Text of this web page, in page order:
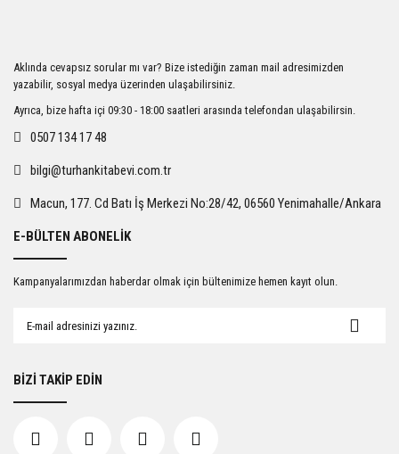
Ürün açıklamasında eksik bilgiler bulunuyor.
Ürün bilgilerinde hatalar bulunuyor.
Ürün fiyatı diğer sitelerden daha pahalı.
Gönder
Aklında cevapsız sorular mı var? Bize istediğin zaman mail adresimizden
yazabilir, sosyal medya üzerinden ulaşabilirsiniz.
Ayrıca, bize hafta içi 09:30 - 18:00 saatleri arasında telefondan ulaşabilirsin.
0507 134 17 48
bilgi@turhankitabevi.com.tr
Macun, 177. Cd Batı İş Merkezi No:28/42, 06560 Yenimahalle/Ankara
E-BÜLTEN ABONELİK
Kampanyalarımızdan haberdar olmak için bültenimize hemen kayıt olun.
BİZİ TAKİP EDİN